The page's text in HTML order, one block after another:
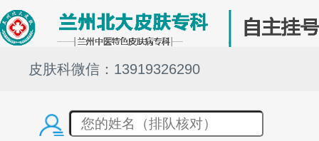
皮肤科微信：13919326290